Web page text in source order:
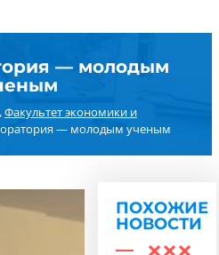
— молодым
,Факультет экономики и
— молодым ученым
ПОХОЖИЕ
НОВОСТИ